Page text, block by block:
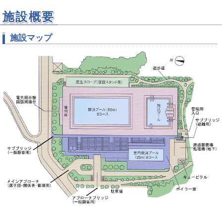
施設概要
施設マップ